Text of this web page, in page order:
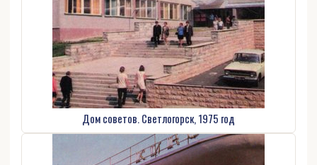
Дом советов. Светлогорск, 1975 год